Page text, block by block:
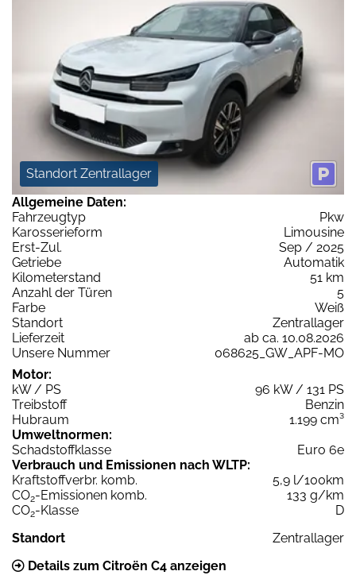
Standort Zentrallager
Allgemeine Daten:
Fahrzeugtyp
Pkw
Karosserieform
Limousine
Erst-Zul.
Sep / 2025
Getriebe
Automatik
Kilometerstand
51 km
Anzahl der Türen
5
Farbe
Weiß
Standort
Zentrallager
Lieferzeit
ab ca. 10.08.2026
Unsere Nummer
068625_GW_APF-MO
Motor:
kW / PS
96 kW / 131 PS
Treibstoff
Benzin
Hubraum
1.199 cm³
Umweltnormen:
Schadstoffklasse
Euro 6e
Verbrauch und Emissionen nach WLTP:
Kraftstoffverbr. komb.
5,9 l/100km
CO2-Emissionen komb.
133 g/km
CO2-Klasse
D
Standort
Zentrallager
Details zum Citroën C4 anzeigen